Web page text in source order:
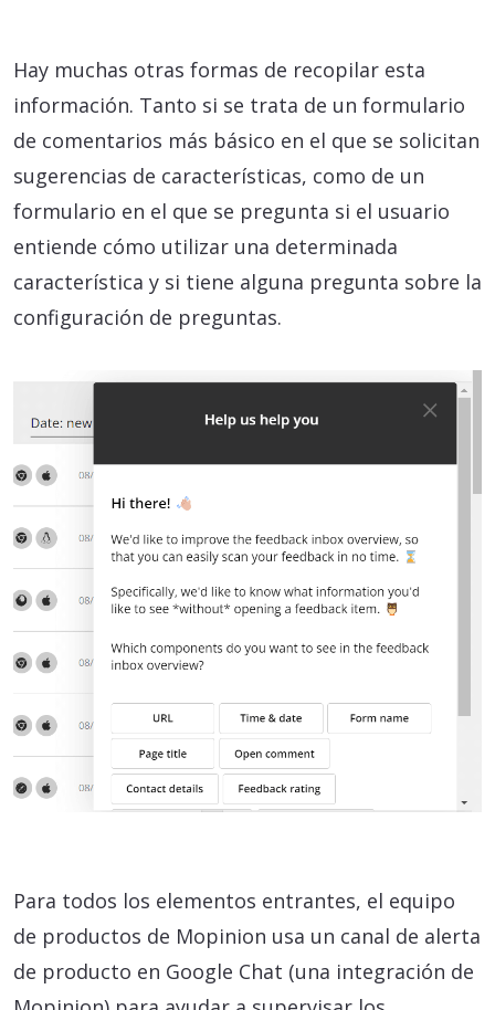
Hay muchas otras formas de recopilar esta
información. Tanto si se trata de un formulario
de comentarios más básico en el que se solicitan
sugerencias de características, como de un
formulario en el que se pregunta si el usuario
entiende cómo utilizar una determinada
característica y si tiene alguna pregunta sobre la
configuración de preguntas.
Para todos los elementos entrantes, el equipo
de productos de Mopinion usa un canal de alerta
de producto en Google Chat (una integración de